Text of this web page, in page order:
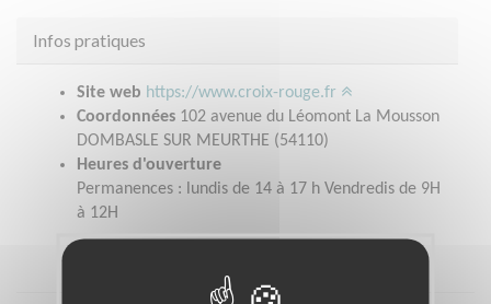
Infos pratiques
Site web https://www.croix-rouge.fr
Coordonnées 102 avenue du Léomont La Mousson
DOMBASLE SUR MEURTHE (54110)
Heures d'ouverture
Permanences : lundis de 14 à 17 h Vendredis de 9H
à 12H